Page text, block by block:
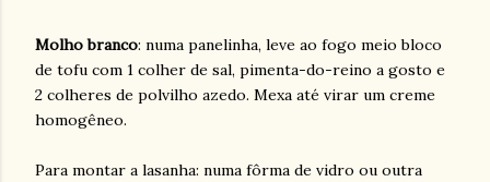
Molho branco: numa panelinha, leve ao fogo meio bloco
de tofu com 1 colher de sal, pimenta-do-reino a gosto e
2 colheres de polvilho azedo. Mexa até virar um creme
homogêneo.
Para montar a lasanha: numa fôrma de vidro ou outra